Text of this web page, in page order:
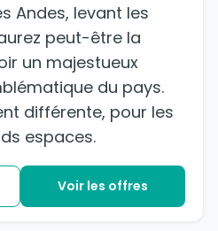
Andes, levant les
peut-être la
un majestueux
du pays.
différente, pour les
espaces.
Voir les offres